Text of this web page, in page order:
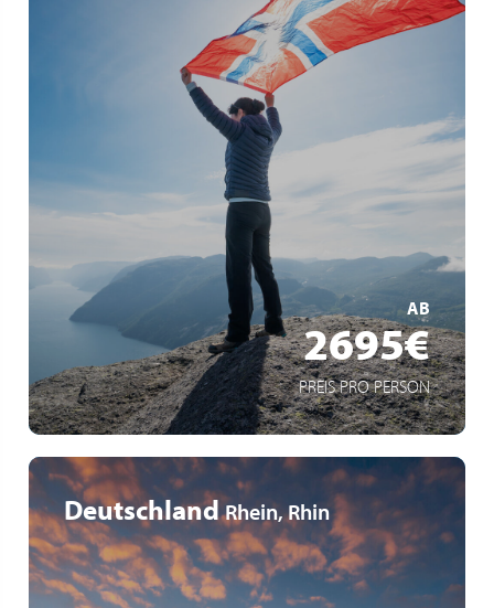
AB
2695€
PREIS PRO PERSON
Einzigartige Natur der norwegischen Fjorde
Das Nordkap: nördlichste Spitze Europas
Nordische Kultur & authentische Gastfreundschaft
MEHR ERFAHREN
Deutschland Rhein, Rhin